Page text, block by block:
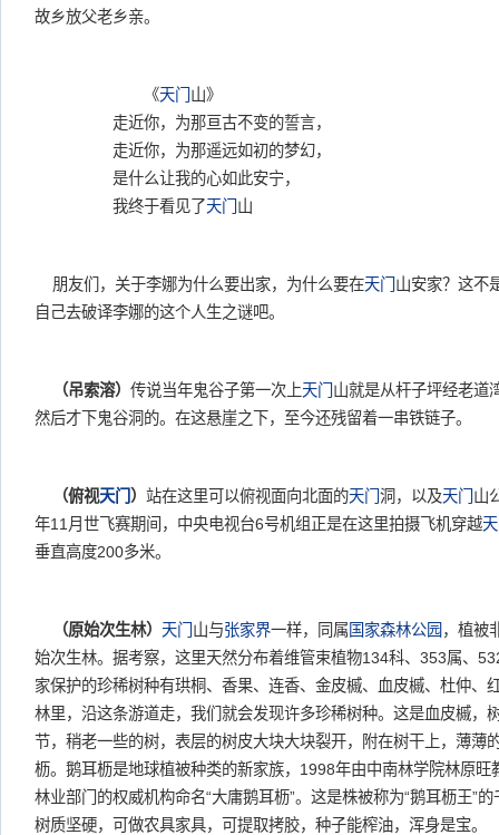
故乡放父老乡亲。
《天门 山》
走近你，为那亘古不变的誓言，
走近你，为那遥远如初的梦幻，
是什么让我的心如此安宁，
我终于看见了天门 山
朋友们，关于李娜为什么要出家，为什么要在天门 山安家？这不
自己去破译李娜的这个人生之谜吧。
（吊索溶） 传说当年鬼谷子第一次上天门 山就是从杆子坪经老道
然后才下鬼谷洞的。在这悬崖之下，至今还残留着一串铁链子。
（俯视天门 ） 站在这里可以俯视面向北面的天门 洞，以及天门 山
年11月世飞赛期间，中央电视台6号机组正是在这里拍摄飞机穿越
垂直高度200多米。
（原始次生林） 天门 山与张家界一样，同属 国家森林公园 ，植被
始次生林。据考察，这里天然分布着维管束植物134科、353属、
家保护的珍稀树种有珙桐、香果、连香、金皮槭、血皮槭、杜仲、
林里，沿这条游道走，我们就会发现许多珍稀树种。这是血皮槭，
节，稍老一些的树，表层的树皮大块大块裂开，附在树干上，薄薄
枥。鹅耳枥是地球植被种类的新家族，1998年由中南林学院林原旺
林业部门的权威机构命名“大庸鹅耳枥”。这是株被称为“鹅耳枥王”
树质坚硬，可做农具家具，可提取拷胶，种子能榨油，浑身是宝。